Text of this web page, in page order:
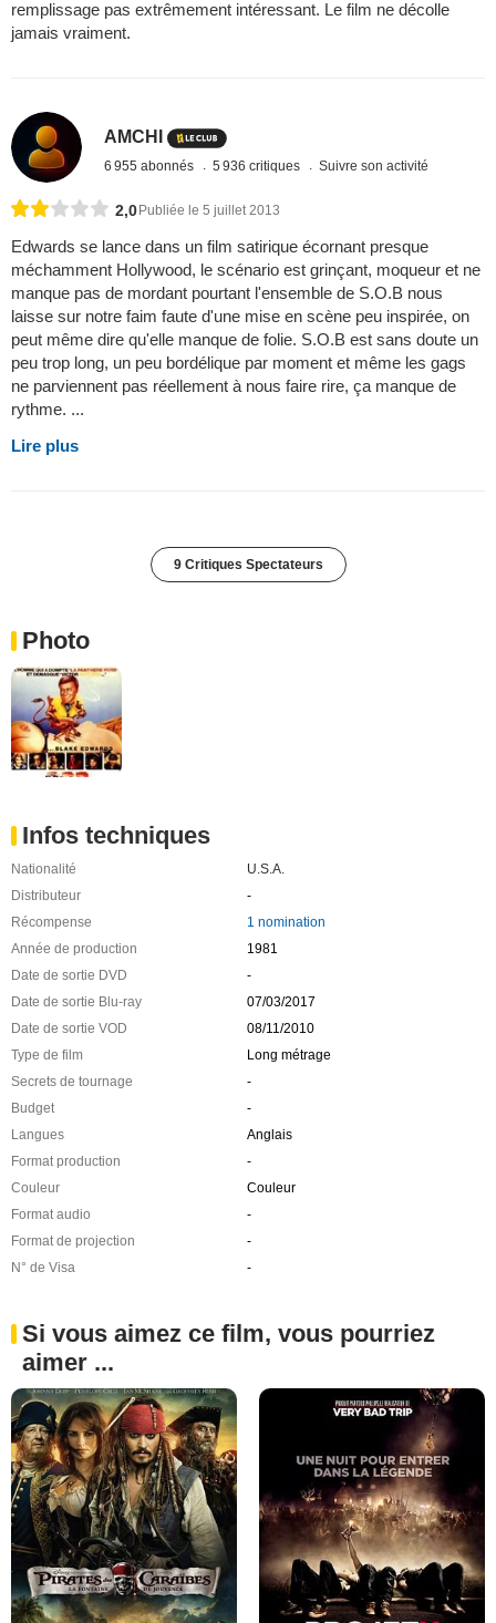
remplissage pas extrêmement intéressant. Le film ne décolle
jamais vraiment.
AMCHI
6 955 abonnés 5 936 critiques Suivre son activité
2,0 Publiée le 5 juillet 2013
Edwards se lance dans un film satirique écornant presque
méchamment Hollywood, le scénario est grinçant, moqueur et ne
manque pas de mordant pourtant l'ensemble de S.O.B nous
laisse sur notre faim faute d'une mise en scène peu inspirée, on
peut même dire qu'elle manque de folie. S.O.B est sans doute un
peu trop long, un peu bordélique par moment et même les gags
ne parviennent pas réellement à nous faire rire, ça manque de
rythme. ...
Lire plus
9 Critiques Spectateurs
Photo
Infos techniques
Nationalité
U.S.A.
Distributeur
-
Récompense
1 nomination
Année de production
1981
Date de sortie DVD
-
Date de sortie Blu-ray
07/03/2017
Date de sortie VOD
08/11/2010
Type de film
Long métrage
Secrets de tournage
-
Budget
-
Langues
Anglais
Format production
-
Couleur
Couleur
Format audio
-
Format de projection
-
N° de Visa
-
Si vous aimez ce film, vous pourriez
aimer ...